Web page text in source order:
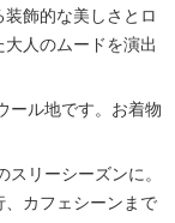
飾的な美しさとロ
人のムードを演出
ール地です。お着物
リーシーズンに。
カフェシーンまで